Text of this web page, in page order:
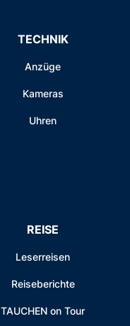
TECHNIK
Anzüge
Kameras
Uhren
REISE
Leserreisen
Reiseberichte
TAUCHEN on Tour